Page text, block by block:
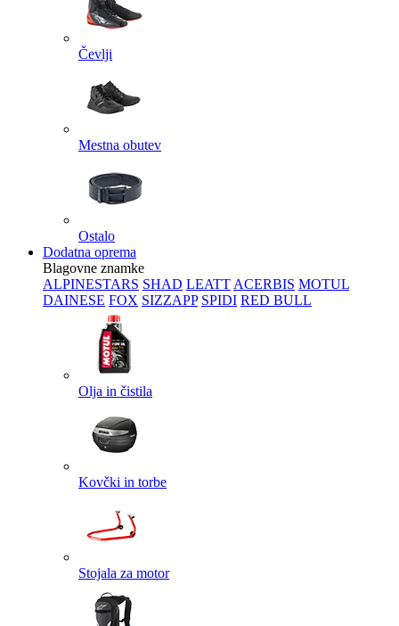
Čevlji
Mestna obutev
Ostalo
Dodatna oprema
Blagovne znamke
ALPINESTARS SHAD LEATT ACERBIS MOTUL
DAINESE FOX SIZZAPP SPIDI RED BULL
Olja in čistila
Kovčki in torbe
Stojala za motor